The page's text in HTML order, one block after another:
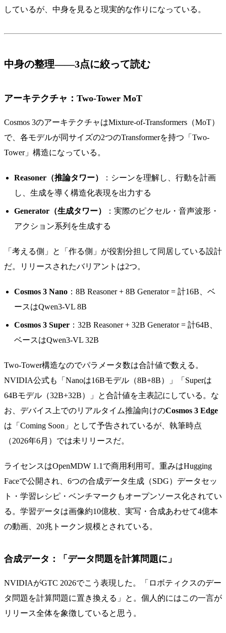
しているが、中身を見ると現実的な作りになっている。
中身の整理——3点に絞って読む
アーキテクチャ：Two-Tower MoT
Cosmos 3のアーキテクチャはMixture-of-Transformers（MoT）
で、各モデルが同サイズの2つのTransformerを持つ「Two-
Tower」構造になっている。
Reasoner（推論タワー）
：シーンを理解し、行動を計画
し、生成を導く構造化表現を出力する
Generator（生成タワー）
：実際のピクセル・音声波形・
アクション系列を生成する
「考える側」と「作る側」が役割分担して同居している設計
だ。リリースされたバリアントは2つ。
Cosmos 3 Nano ：8B Reasoner + 8B Generator = 計16B、ベ
ースはQwen3-VL 8B
Cosmos 3 Super ：32B Reasoner + 32B Generator = 計64B、
ベースはQwen3-VL 32B
Two-Tower構造なのでパラメータ数は合計値で数える。
NVIDIA公式も「Nanoは16Bモデル（8B+8B）」「Superは
64Bモデル（32B+32B）」と合計値を主表記にしている。な
お、デバイス上でのリアルタイム推論向けのCosmos 3 Edge
は「Coming Soon」として予告されているが、執筆時点
（2026年6月）では未リリースだ。
ライセンスはOpenMDW 1.1で商用利用可。重みはHugging
Faceで公開され、6つの合成データ生成（SDG）データセッ
ト・学習レシピ・ベンチマークもオープンソース化されてい
る。学習データは画像約10億枚、実写・合成あわせて4億本
の動画、20兆トークン規模とされている。
合成データ：「データ問題を計算問題に」
NVIDIAがGTC 2026でこう表現した。「ロボティクスのデー
タ問題を計算問題に置き換える」と。個人的にはこの一言が
リリース全体を象徴していると思う。